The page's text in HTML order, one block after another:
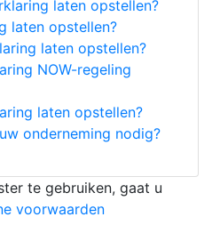
laten opstellen?
laten opstellen?
laten opstellen?
NOW-regeling
laten opstellen?
onderneming nodig?
te gebruiken, gaat u
voorwaarden